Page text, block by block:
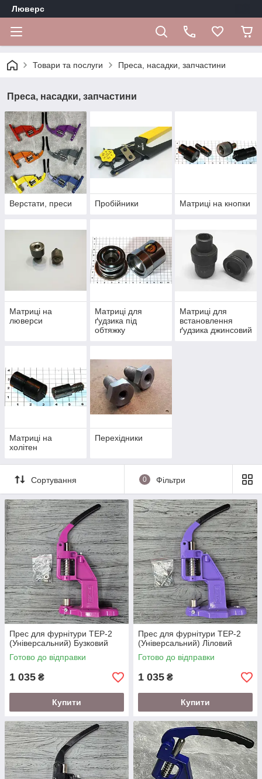
Люверс
Товари та послуги Преса, насадки, запчастини
Преса, насадки, запчастини
Верстати, преси Пробійники Матриці на кнопки
Матриці на
люверси
Матриці для
ґудзика під
обтяжку
Матриці для
встановлення
ґудзика джинсовий
Матриці на
холітен
Перехідники
Сортування 0 Фільтри
Прес для фурнітури TEP-2
(Універсальний) Бузковий
Готово до відправки
1 035 ₴
Купити
Прес для фурнітури TEP-2
(Універсальний) Ліловий
Готово до відправки
1 035 ₴
Купити